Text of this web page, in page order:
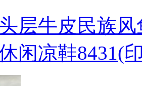
层牛皮民族
闲凉鞋8431(